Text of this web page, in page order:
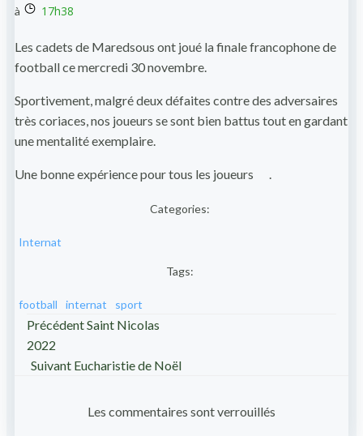
à 17h38
Les cadets de Maredsous ont joué la finale francophone de
football ce mercredi 30 novembre.
Sportivement, malgré deux défaites contre des adversaires
très coriaces, nos joueurs se sont bien battus tout en gardant
une mentalité exemplaire.
Une bonne expérience pour tous les joueurs .
Categories:
Internat
Tags:
football internat sport
Post
navigation
PrécédentSaint Nicolas
2022
Post
navigation
Suivant Eucharistie de Noël
Les commentaires sont verrouillés